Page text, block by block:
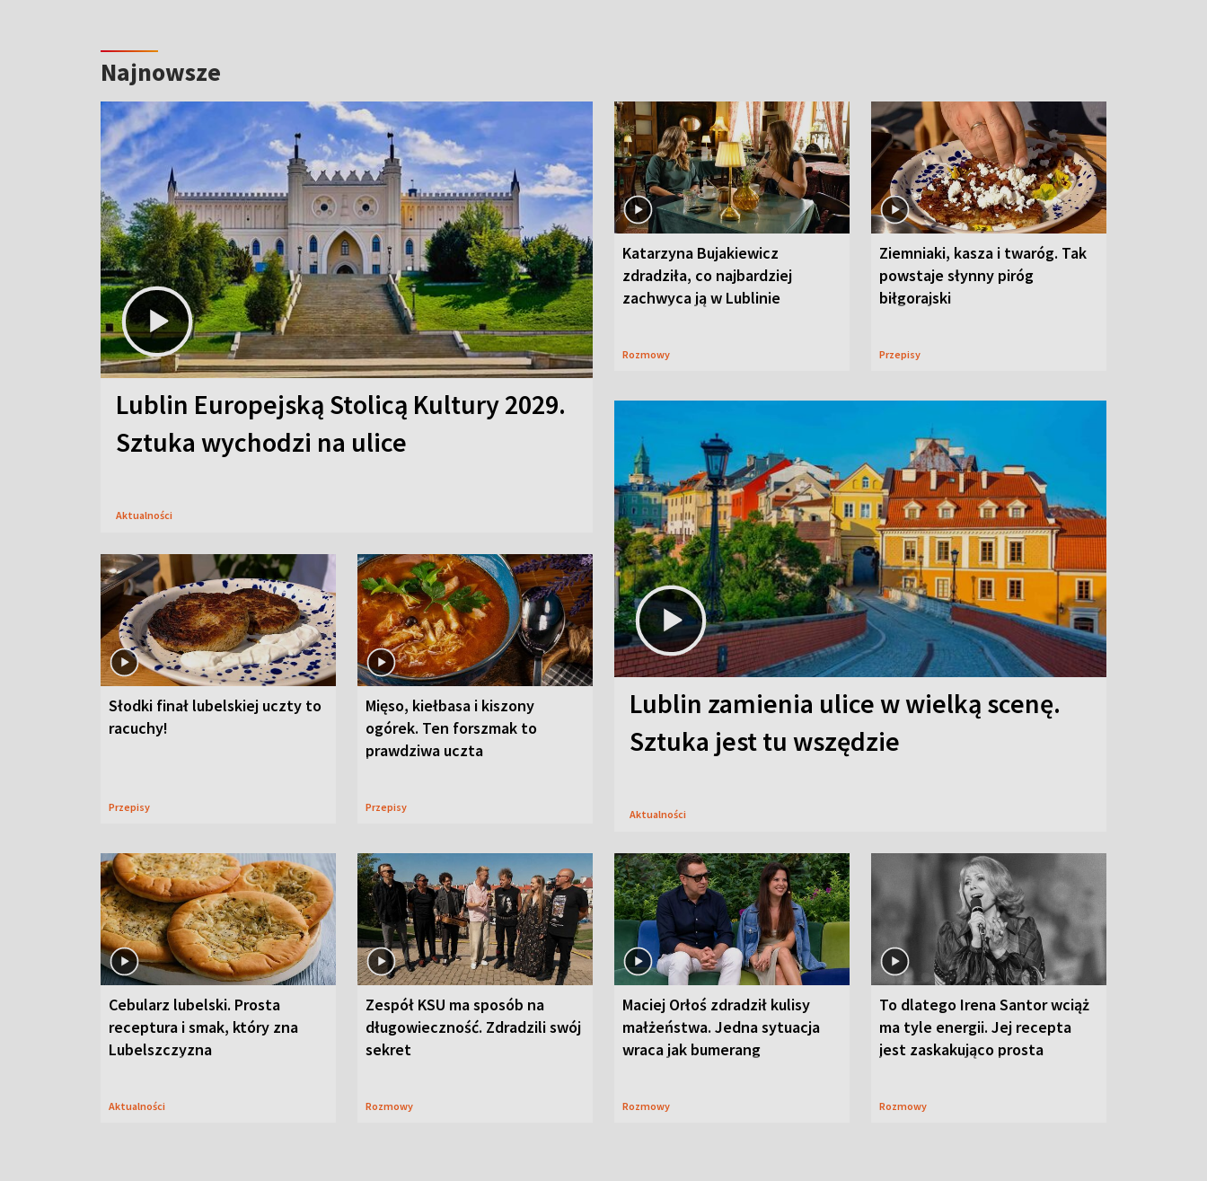
Najnowsze
Lublin Europejską Stolicą Kultury 2029.
Sztuka wychodzi na ulice
Aktualności
Katarzyna Bujakiewicz
zdradziła, co najbardziej
zachwyca ją w Lublinie
Rozmowy
Ziemniaki, kasza i twaróg. Tak
powstaje słynny piróg
biłgorajski
Przepisy
Słodki finał lubelskiej uczty to
racuchy!
Przepisy
Mięso, kiełbasa i kiszony
ogórek. Ten forszmak to
prawdziwa uczta
Przepisy
Lublin zamienia ulice w wielką scenę.
Sztuka jest tu wszędzie
Aktualności
Cebularz lubelski. Prosta
receptura i smak, który zna
Lubelszczyzna
Aktualności
Zespół KSU ma sposób na
długowieczność. Zdradzili swój
sekret
Rozmowy
Maciej Orłoś zdradził kulisy
małżeństwa. Jedna sytuacja
wraca jak bumerang
Rozmowy
To dlatego Irena Santor wciąż
ma tyle energii. Jej recepta
jest zaskakująco prosta
Rozmowy